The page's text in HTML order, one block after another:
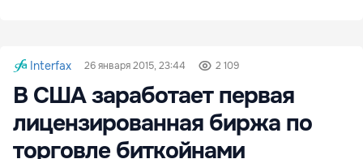
Interfax 26 января 2015, 23:44 2 109
В США заработает первая
лицензированная биржа по
торговле биткойнами